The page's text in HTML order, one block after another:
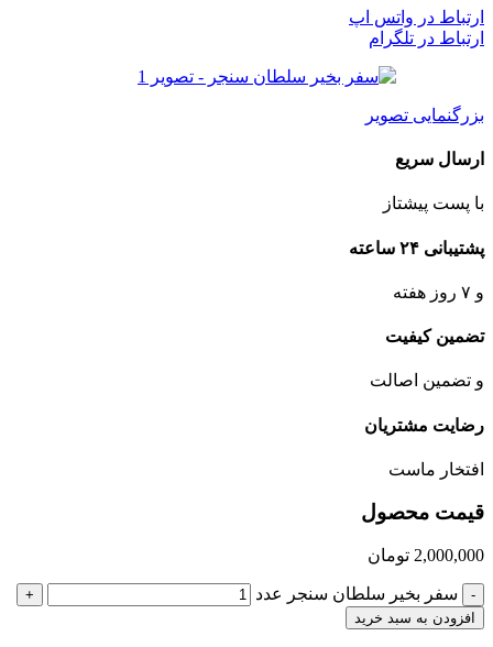
ارتباط در واتس اپ
ارتباط در تلگرام
بزرگنمایی تصویر
ارسال سریع
با پست پیشتاز
پشتیبانی ۲۴ ساعته
و ۷ روز هفته
تضمین کیفیت
و تضمین اصالت
رضایت مشتریان
افتخار ماست
قیمت محصول
2,000,000 تومان
- سفر بخیر سلطان سنجر عدد
+
افزودن به سبد خرید